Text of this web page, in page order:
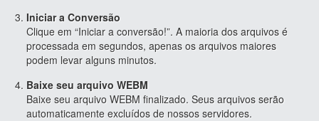
Iniciar a Conversão
Clique em “Iniciar a conversão!”. A maioria dos arquivos é
processada em segundos, apenas os arquivos maiores
podem levar alguns minutos.
Baixe seu arquivo WEBM
Baixe seu arquivo WEBM finalizado. Seus arquivos serão
automaticamente excluídos de nossos servidores.